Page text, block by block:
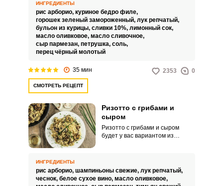
приятный вкус. Куриное мясо в
этом рецепте обжариваем
отдельно и дополним блюдо
зеленым горошком.
ИНГРЕДИЕНТЫ
рис арборио, куриное бедро филе,
горошек зеленый замороженный, лук репчатый,
бульон из курицы, сливки 10%, лимонный сок,
масло оливковое, масло сливочное,
сыр пармезан, петрушка, соль,
перец чёрный молотый
35 мин 2353 0
СМОТРЕТЬ РЕЦЕПТ
Ризотто с грибами и
сыром
Ризотто с грибами и сыром
будет у вас вариантом из
каши, и технология
приготовления несколько иная.
Грибы подходят любые и даже в
ИНГРЕДИЕНТЫ
рис арборио, шампиньоны свежие, лук репчатый,
чеснок, белое сухое вино, масло оливковое,
ВХОД НА САЙТ
Войдите
с помощью социальных сетей: